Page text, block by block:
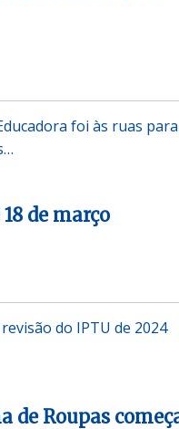
foi às ruas para
de março
do IPTU de 2024
de Roupas